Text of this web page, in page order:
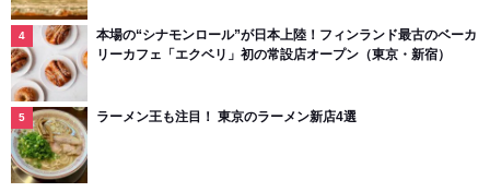
本場の“シナモンロール”が日本上陸！フィンランド最古のベーカ
リーカフェ「エクベリ」初の常設店オープン（東京・新宿）
ラーメン王も注目！ 東京のラーメン新店4選